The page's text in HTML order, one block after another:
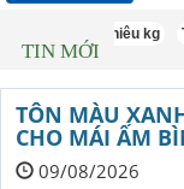
TIN MỚI
bao nhiêu kg Tôn
TÔN MÀU
CHO MÁI ẤM
09/08/2026